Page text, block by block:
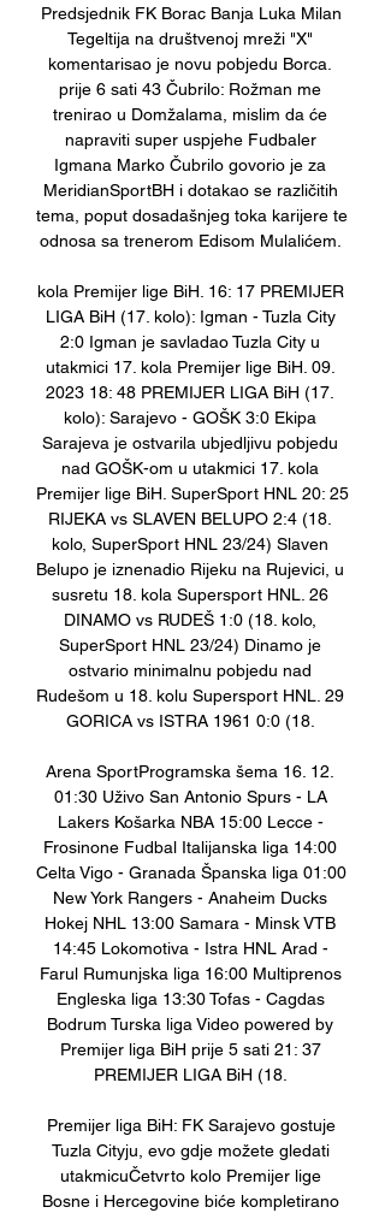
Predsjednik FK Borac Banja Luka Milan
Tegeltija na društvenoj mreži "X"
komentarisao je novu pobjedu Borca.
prije 6 sati 43 Čubrilo: Rožman me
trenirao u Domžalama, mislim da će
napraviti super uspjehe Fudbaler
Igmana Marko Čubrilo govorio je za
MeridianSportBH i dotakao se različitih
tema, poput dosadašnjeg toka karijere te
odnosa sa trenerom Edisom Mulalićem.
kola Premijer lige BiH. 16: 17 PREMIJER
LIGA BiH (17. kolo): Igman - Tuzla City
2:0 Igman je savladao Tuzla City u
utakmici 17. kola Premijer lige BiH. 09.
2023 18: 48 PREMIJER LIGA BiH (17.
kolo): Sarajevo - GOŠK 3:0 Ekipa
Sarajeva je ostvarila ubjedljivu pobjedu
nad GOŠK-om u utakmici 17. kola
Premijer lige BiH. SuperSport HNL 20: 25
RIJEKA vs SLAVEN BELUPO 2:4 (18.
kolo, SuperSport HNL 23/24) Slaven
Belupo je iznenadio Rijeku na Rujevici, u
susretu 18. kola Supersport HNL. 26
DINAMO vs RUDEŠ 1:0 (18. kolo,
SuperSport HNL 23/24) Dinamo je
ostvario minimalnu pobjedu nad
Rudešom u 18. kolu Supersport HNL. 29
GORICA vs ISTRA 1961 0:0 (18.
Arena SportProgramska šema 16. 12.
01:30 Uživo San Antonio Spurs - LA
Lakers Košarka NBA 15:00 Lecce -
Frosinone Fudbal Italijanska liga 14:00
Celta Vigo - Granada Španska liga 01:00
New York Rangers - Anaheim Ducks
Hokej NHL 13:00 Samara - Minsk VTB
14:45 Lokomotiva - Istra HNL Arad -
Farul Rumunjska liga 16:00 Multiprenos
Engleska liga 13:30 Tofas - Cagdas
Bodrum Turska liga Video powered by
Premijer liga BiH prije 5 sati 21: 37
PREMIJER LIGA BiH (18.
Premijer liga BiH: FK Sarajevo gostuje
Tuzla Cityju, evo gdje možete gledati
utakmicuČetvrto kolo Premijer lige
Bosne i Hercegovine biće kompletirano